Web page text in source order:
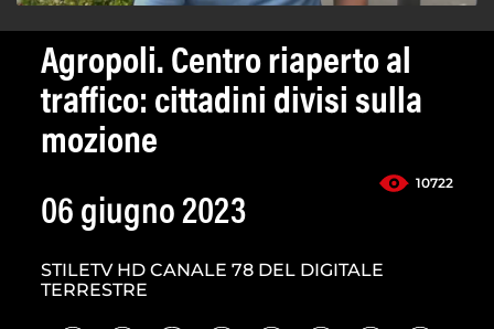
Agropoli. Centro riaperto al
traffico: cittadini divisi sulla
mozione
10722
06 giugno 2023
STILETV HD CANALE 78 DEL DIGITALE
TERRESTRE